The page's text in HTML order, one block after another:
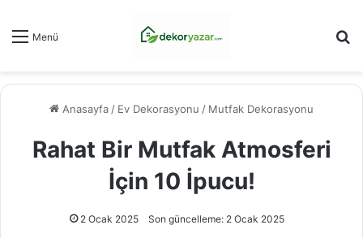
Menü
Anasayfa / Ev Dekorasyonu / Mutfak Dekorasyonu
Rahat Bir Mutfak Atmosferi
İçin 10 İpucu!
2 Ocak 2025 Son güncelleme: 2 Ocak 2025